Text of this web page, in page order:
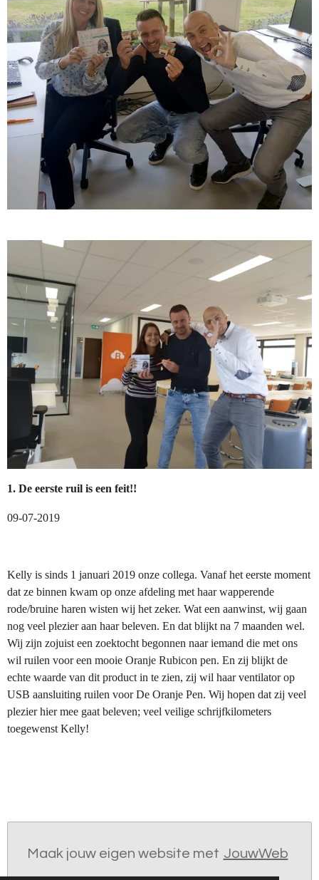
1. De eerste ruil is een feit!!
09-07-2019
Kelly is sinds 1 januari 2019 onze collega. Vanaf het eerste moment
dat ze binnen kwam op onze afdeling met haar wapperende
rode/bruine haren wisten wij het zeker. Wat een aanwinst, wij gaan
nog veel plezier aan haar beleven. En dat blijkt na 7 maanden wel.
Wij zijn zojuist een zoektocht begonnen naar iemand die met ons
wil ruilen voor een mooie Oranje Rubicon pen. En zij blijkt de
echte waarde van dit product in te zien, zij wil haar ventilator op
USB aansluiting ruilen voor De Oranje Pen. Wij hopen dat zij veel
plezier hier mee gaat beleven; veel veilige schrijfkilometers
toegewenst Kelly!
Maak jouw eigen website met JouwWeb